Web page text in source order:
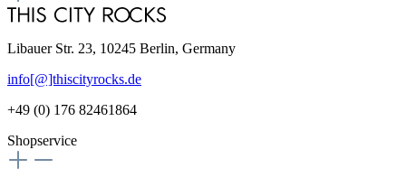
Libauer Str. 23, 10245 Berlin, Germany
info[@]thiscityrocks.de
+49 (0) 176 82461864
Shopservice